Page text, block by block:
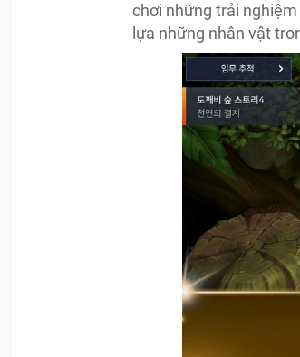
chơi những trải
lựa những nhân vật